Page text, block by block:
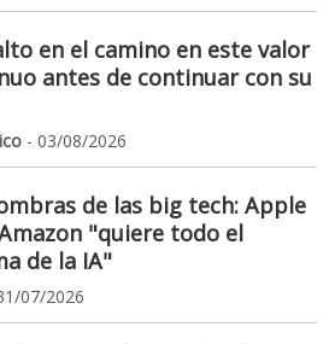
en el camino en este valor
antes de continuar con su
- 03/08/2026
de las big tech: Apple
"quiere todo el
de la IA"
07/2026